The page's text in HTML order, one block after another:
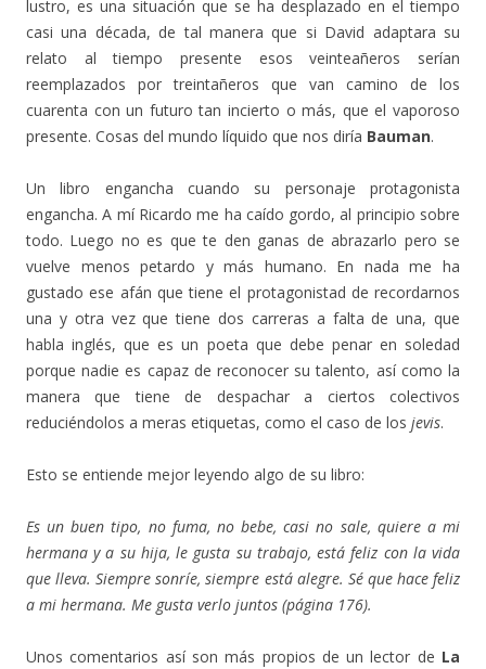
lustro, es una situación que se ha desplazado en el tiempo
casi una década, de tal manera que si David adaptara su
relato al tiempo presente esos veinteañeros serían
reemplazados por treintañeros que van camino de los
cuarenta con un futuro tan incierto o más, que el vaporoso
presente. Cosas del mundo líquido que nos diría Bauman.
Un libro engancha cuando su personaje protagonista
engancha. A mí Ricardo me ha caído gordo, al principio sobre
todo. Luego no es que te den ganas de abrazarlo pero se
vuelve menos petardo y más humano. En nada me ha
gustado ese afán que tiene el protagonistad de recordarnos
una y otra vez que tiene dos carreras a falta de una, que
habla inglés, que es un poeta que debe penar en soledad
porque nadie es capaz de reconocer su talento, así como la
manera que tiene de despachar a ciertos colectivos
reduciéndolos a meras etiquetas, como el caso de los jevis.
Esto se entiende mejor leyendo algo de su libro:
Es un buen tipo, no fuma, no bebe, casi no sale, quiere a mi
hermana y a su hija, le gusta su trabajo, está feliz con la vida
que lleva. Siempre sonríe, siempre está alegre. Sé que hace feliz
a mi hermana. Me gusta verlo juntos (página 176).
Unos comentarios así son más propios de un lector de La